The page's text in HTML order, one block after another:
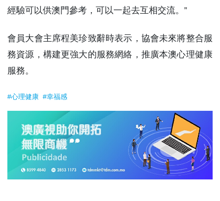
經驗可以供澳門參考，可以一起去互相交流。”
會員大會主席程美珍致辭時表示，協會未來將整合服
務資源，構建更強大的服務網絡，推廣本澳心理健康
服務。
#心理健康 #幸福感